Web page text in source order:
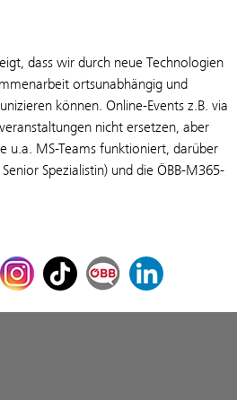
dass wir durch neue Technologien
ortsunabhängig und
können. Online-Events z.B. via
nicht ersetzen, aber
u.a. MS-Teams funktioniert, darüber
Spezialistin) und die ÖBB-M365-
Instagram
TikTok ÖBB Corporate Blog
LinkedIn